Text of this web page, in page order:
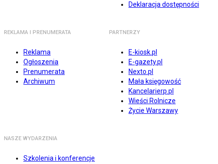
Deklaracja dostępności
REKLAMA I PRENUMERATA
Reklama
Ogłoszenia
Prenumerata
Archiwum
PARTNERZY
E-kiosk.pl
E-gazety.pl
Nexto.pl
Mała księgowość
Kancelarierp.pl
Wieści Rolnicze
Życie Warszawy
NASZE WYDARZENIA
Szkolenia i konferencje